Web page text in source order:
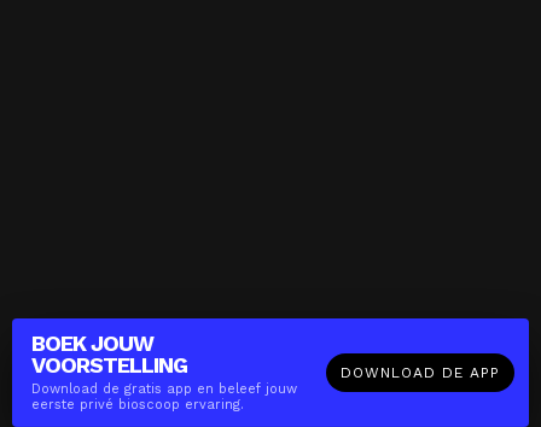
BOEK JOUW
VOORSTELLING
Download de gratis app en beleef jouw
eerste privé bioscoop ervaring.
DOWNLOAD DE APP